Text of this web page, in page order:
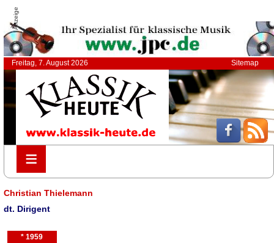
Anzeige
Freitag, 7. August 2026 Sitemap
≡
≡
Christian Thielemann
dt. Dirigent
* 1959